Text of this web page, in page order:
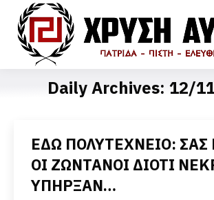
Daily Archives: 12/
ΕΔΩ ΠΟΛΥΤΕΧΝΕΙΟ: ΣΑΣ
ΟΙ ΖΩΝΤΑΝΟΙ ΔΙΟΤΙ
ΥΠΗΡΞΑΝ…